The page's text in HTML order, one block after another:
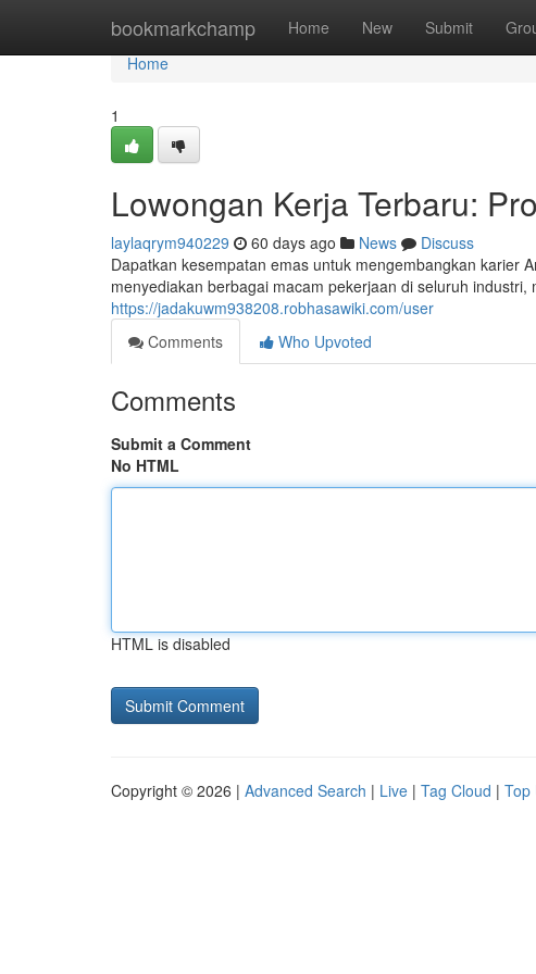
bookmarkchamp Home New Submit
Home
Home
1
Lowongan Kerja Terbaru:
laylaqrym940229 60 days ago News
Discuss
Dapatkan kesempatan emas untuk mengembangkan karier
menyediakan berbagai macam pekerjaan di seluruh industri,
https://jadakuwm938208.robhasawiki.com/user
Comments
Who Upvoted
Comments
Submit a Comment
No HTML
HTML is disabled
Copyright © 2026 | Advanced Search | Live | Tag Cloud | Top